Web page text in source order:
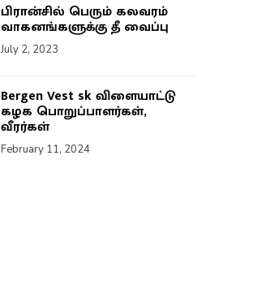
பிரான்சில் பெரும் கலவரம்
வாகனங்களுக்கு தீ வைப்பு
July 2, 2023
Bergen Vest sk விளையாட்டு
கழக பொறுப்பாளர்கள்,
வீரர்கள்
February 11, 2024